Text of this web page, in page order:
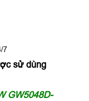
7
sử dùng
GW5048D-